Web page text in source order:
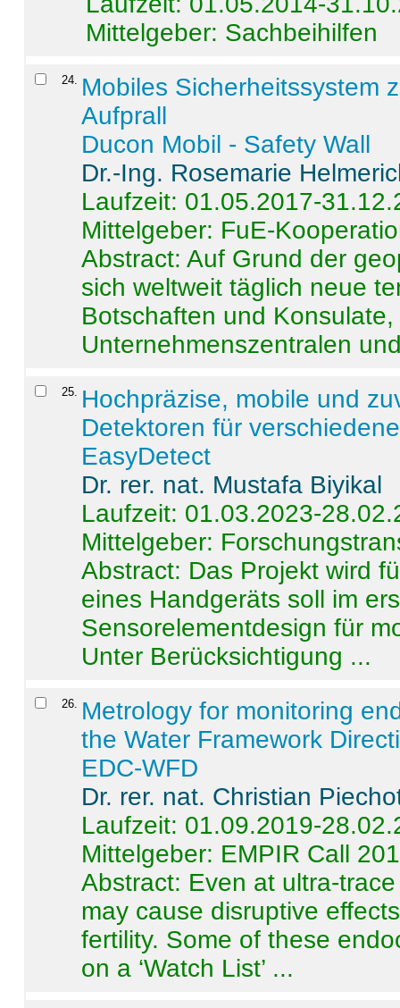
Mittelgeber: Sachbeihilfen
24. Mobiles Sicherheitssystem
Aufprall
Ducon Mobil - Safety Wall
Dr.-Ing. Rosemarie
Laufzeit: 01.05.2017-
Mittelgeber: FuE-
Abstract:Auf Grund der
sich weltweit täglich neue
Botschaften und
Unternehmenszentralen
25. Hochpräzise, mobile und
Detektoren für
EasyDetect
Dr. rer. nat. Mustafa Biyikal
Laufzeit: 01.03.2023-
Mittelgeber:
Abstract: Das Projekt wird
eines Handgeräts soll im
Sensorelementdesign für
Unter Berücksichtigung ...
26. Metrology for monitoring
the Water Framework
EDC-WFD
Dr. rer. nat. Christian
Laufzeit: 01.09.2019-
Mittelgeber: EMPIR Call
Abstract: Even at ultra-
may cause disruptive
fertility. Some of these
on a ‘Watch List’ ...